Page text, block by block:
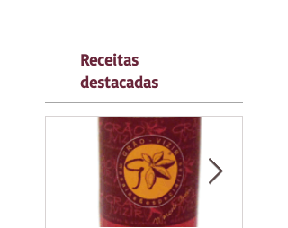
Receitas
destacadas